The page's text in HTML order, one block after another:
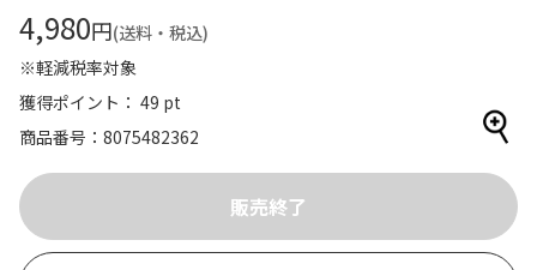
4,980円(送料・税込)
※軽減税率対象
獲得ポイント： 49 pt
商品番号
8075482362